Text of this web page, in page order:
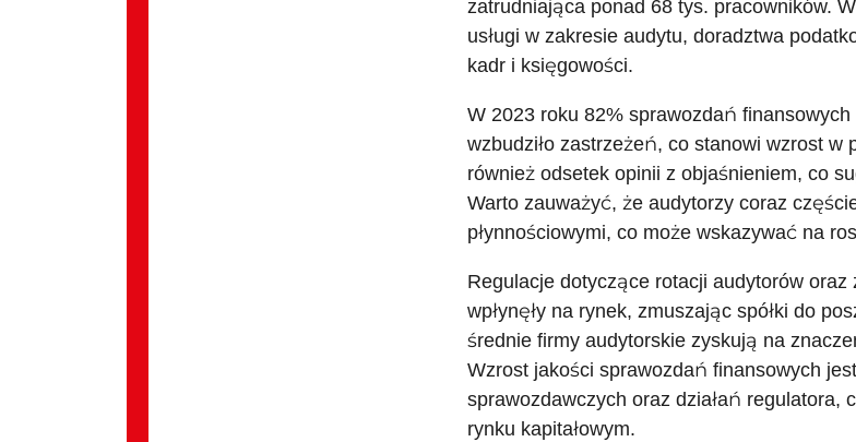
zatrudniająca ponad 68 tys. pracowników.
usługi w zakresie audytu, doradztwa
kadr i księgowości.
W 2023 roku 82% sprawozdań
wzbudziło zastrzeżeń, co stanowi wzrost w
również odsetek opinii z objaśnieniem, co
Warto zauważyć, że audytorzy coraz
płynnościowymi, co może wskazywać na
Regulacje dotyczące rotacji audytorów oraz
wpłynęły na rynek, zmuszając spółki do
średnie firmy audytorskie zyskują na
Wzrost jakości sprawozdań finansowych
sprawozdawczych oraz działań
rynku kapitałowym.